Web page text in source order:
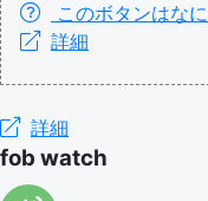
このボタンはな
詳細
詳細
fob watch